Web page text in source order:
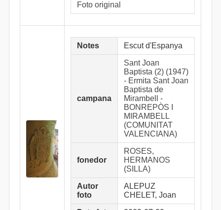
Foto original
Notes Escut d'Espanya
campana
Sant Joan
Baptista (2) (1947)
- Ermita Sant Joan
Baptista de
Mirambell -
BONREPÒS I
MIRAMBELL
(COMUNITAT
VALENCIANA)
fonedor
ROSES,
HERMANOS
(SILLA)
Autor
foto
ALEPUZ
CHELET, Joan